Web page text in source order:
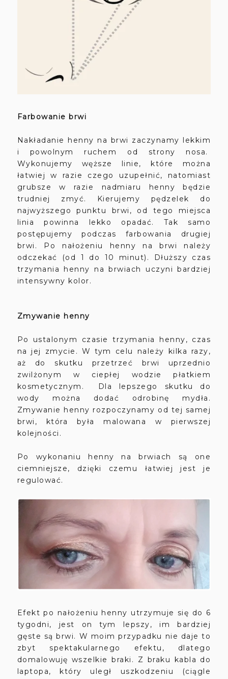
Farbowanie brwi
Nakładanie henny na brwi zaczynamy lekkim
i powolnym ruchem od strony nosa.
Wykonujemy węższe linie, które można
łatwiej w razie czego uzupełnić, natomiast
grubsze w razie nadmiaru henny będzie
trudniej zmyć. Kierujemy pędzelek do
najwyższego punktu brwi, od tego miejsca
linia powinna lekko opadać. Tak samo
postępujemy podczas farbowania drugiej
brwi. Po nałożeniu henny na brwi należy
odczekać (od 1 do 10 minut). Dłuższy czas
trzymania henny na brwiach uczyni bardziej
intensywny kolor.
Zmywanie henny
Po ustalonym czasie trzymania henny, czas
na jej zmycie. W tym celu należy kilka razy,
aż do skutku przetrzeć brwi uprzednio
zwilżonym w ciepłej wodzie płatkiem
kosmetycznym. Dla lepszego skutku do
wody można dodać odrobinę mydła.
Zmywanie henny rozpoczynamy od tej samej
brwi, która była malowana w pierwszej
kolejności.
Po wykonaniu henny na brwiach są one
ciemniejsze, dzięki czemu łatwiej jest je
regulować.
Efekt po nałożeniu henny utrzymuje się do 6
tygodni, jest on tym lepszy, im bardziej
gęste są brwi. W moim przypadku nie daje to
zbyt spektakularnego efektu, dlatego
domalowuję wszelkie braki. Z braku kabla do
laptopa, który uległ uszkodzeniu (ciągle